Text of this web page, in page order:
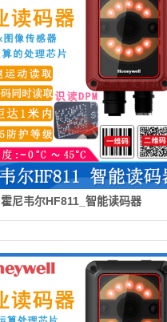
霍尼韦尔HF811_智能读码器